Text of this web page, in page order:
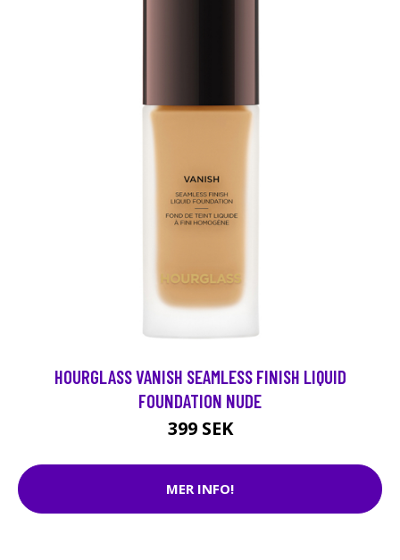
HOURGLASS VANISH SEAMLESS FINISH LIQUID
FOUNDATION NUDE
399 SEK
MER INFO!